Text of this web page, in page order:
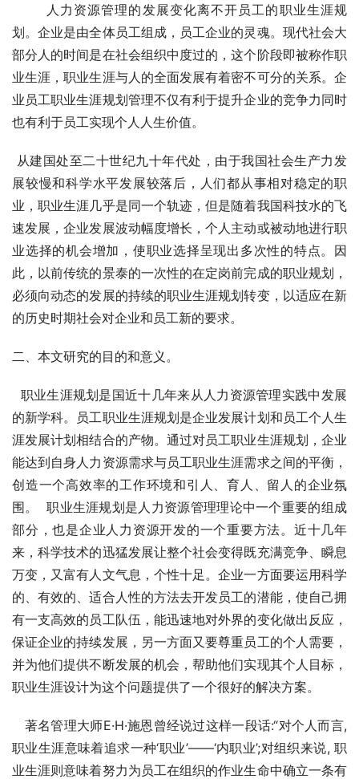
人力资源管理的发展变化离不开员工的职业生涯规
划。企业是由全体员工组成，员工企业的灵魂。现代社会大
部分人的时间是在社会组织中度过的，这个阶段即被称作职
业生涯，职业生涯与人的全面发展有着密不可分的关系。企
业员工职业生涯规划管理不仅有利于提升企业的竞争力同时
也有利于员工实现个人人生价值。
从建国处至二十世纪九十年代处，由于我国社会生产力发
展较慢和科学水平发展较落后，人们都从事相对稳定的职
业，职业生涯几乎是同一个轨迹，但是随着我国科技水的飞
速发展，企业发展波动幅度增长，个人主动或被动地进行职
业选择的机会增加，使职业选择呈现出多次性的特点。因
此，以前传统的景泰的一次性的在定岗前完成的职业规划，
必须向动态的发展的持续的职业生涯规划转变，以适应在新
的历史时期社会对企业和员工新的要求。
二、本文研究的目的和意义。
职业生涯规划是国近十几年来从人力资源管理实践中发展
的新学科。员工职业生涯规划是企业发展计划和员工个人生
涯发展计划相结合的产物。通过对员工职业生涯规划，企业
能达到自身人力资源需求与员工职业生涯需求之间的平衡，
创造一个高效率的工作环境和引人、育人、留人的企业氛
围。  职业生涯规划是人力资源管理理论中一个重要的组成
部分，也是企业人力资源开发的一个重要方法。近十几年
来，科学技术的迅猛发展让整个社会变得既充满竞争、瞬息
万变，又富有人文气息，个性十足。企业一方面要运用科学
的、有效的、适合人性的方法去开发员工的潜能，使自己拥
有一支高效的员工队伍，能迅速地对外界的变化做出反应，
保证企业的持续发展，另一方面又要尊重员工的个人需要，
并为他们提供不断发展的机会，帮助他们实现其个人目标，
职业生涯设计为这个问题提供了一个很好的解决方案。
著名管理大师E·H·施恩曾经说过这样一段话:“对个人而言,
职业生涯意味着追求一种‘职业’——‘内职业’;对组织来说, 职
业生涯则意味着努力为员工在组织的作业生命中确立一条有